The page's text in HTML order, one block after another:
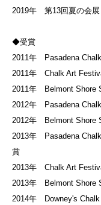
2019年 第13回夏の会展
◆受賞
2011年 Pasadena
2011年 Chalk Art
2011年 Belmont Shore
2012年 Pasadena
2012年 Belmont Shore
2013年 Pasadena
賞
2013年 Chalk Art
2013年 Belmont Shore
2014年 Downey's